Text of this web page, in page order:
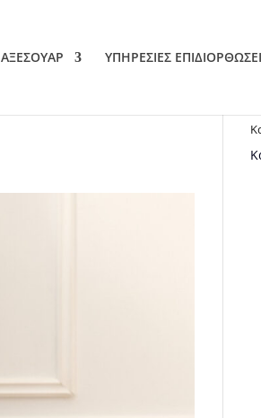
ΑΞΕΣΟΥΑΡ ΥΠΗΡΕΣΙΕΣ